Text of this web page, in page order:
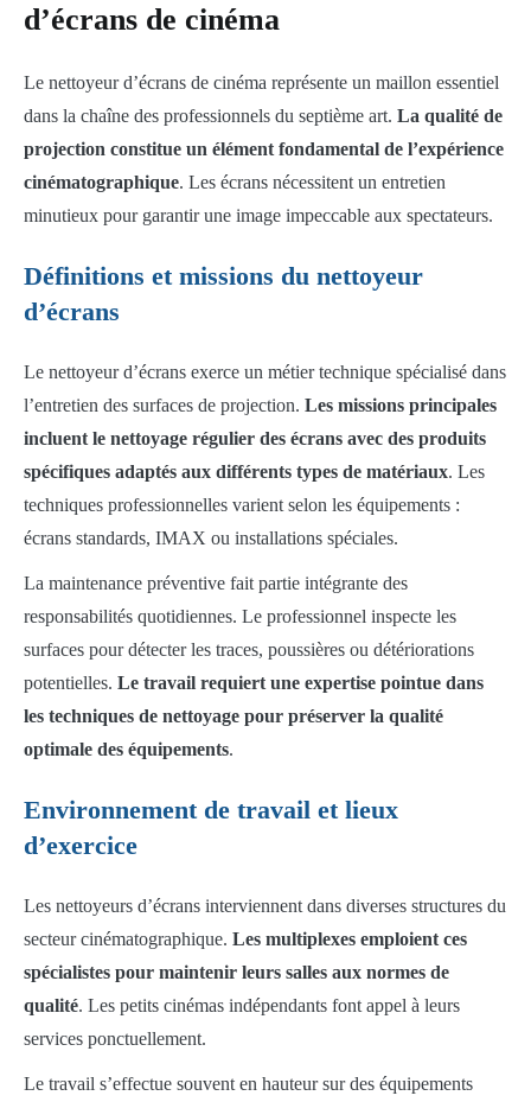
d’écrans de cinéma
Le nettoyeur d’écrans de cinéma représente un maillon essentiel
dans la chaîne des professionnels du septième art. La qualité de
projection constitue un élément fondamental de l’expérience
cinématographique. Les écrans nécessitent un entretien
minutieux pour garantir une image impeccable aux spectateurs.
Définitions et missions du nettoyeur
d’écrans
Le nettoyeur d’écrans exerce un métier technique spécialisé dans
l’entretien des surfaces de projection. Les missions principales
incluent le nettoyage régulier des écrans avec des produits
spécifiques adaptés aux différents types de matériaux. Les
techniques professionnelles varient selon les équipements :
écrans standards, IMAX ou installations spéciales.
La maintenance préventive fait partie intégrante des
responsabilités quotidiennes. Le professionnel inspecte les
surfaces pour détecter les traces, poussières ou détériorations
potentielles. Le travail requiert une expertise pointue dans
les techniques de nettoyage pour préserver la qualité
optimale des équipements.
Environnement de travail et lieux
d’exercice
Les nettoyeurs d’écrans interviennent dans diverses structures du
secteur cinématographique. Les multiplexes emploient ces
spécialistes pour maintenir leurs salles aux normes de
qualité. Les petits cinémas indépendants font appel à leurs
services ponctuellement.
Le travail s’effectue souvent en hauteur sur des équipements